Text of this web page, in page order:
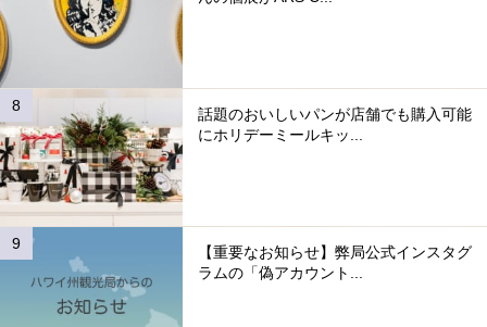
話題のおいしいパンが店舗でも購入可能
にホリデーミールキッ...
【重要なお知らせ】弊局公式インスタグ
ラムの「偽アカウント...